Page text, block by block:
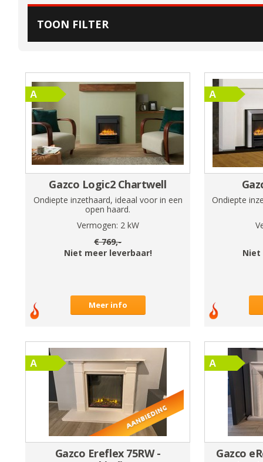
TOON FILTER
Gazco Logic2 Chartwell
Ondiepte inzethaard, ideaal voor in een
open haard.
Vermogen: 2kW
€769,-
Niet meer leverbaar!
Meer info
Ondiepte
Niet
Gazco Ereflex 75RW -
Gazco